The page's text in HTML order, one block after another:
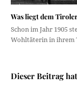
Was liegt dem
Schon im Jahr 1905
Wohltäterin in ihrem
Dieser Beitrag